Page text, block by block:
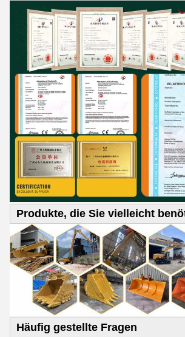
Produkte, die Sie vielleicht
Häufig gestellte Fragen